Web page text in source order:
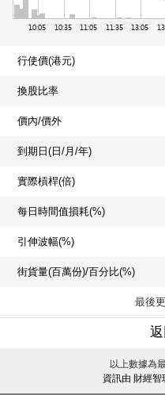
行使價(港元)
換股比率
價內/價外
到期日(日/月/年)
實際槓桿(倍)
每日時間值損耗(%)
引伸波幅(%)
街貨量(百萬份)/百分比(%)
最後
以上數據為
資訊由 財經智